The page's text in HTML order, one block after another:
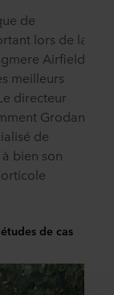
de
lors de la
Airfield
meilleurs
directeur
Grodan
de
bien son
de cas